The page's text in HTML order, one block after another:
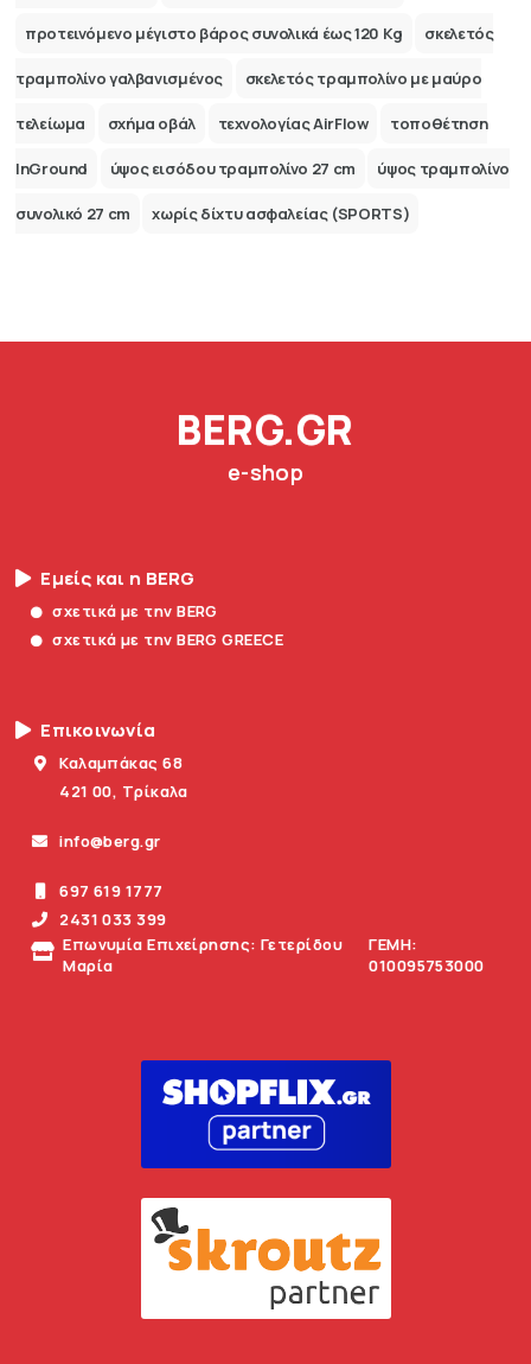
προτεινόμενο μέγιστο βάρος συνολικά έως 120 Kg σκελετός
τραμπολίνο γαλβανισμένος σκελετός τραμπολίνο με μαύρο
τελείωμα σχήμα οβάλ τεχνολογίας AirFlow τοποθέτηση
InGround ύψος εισόδου τραμπολίνο 27 cm ύψος τραμπολίνο
συνολικό 27 cm χωρίς δίχτυ ασφαλείας (SPORTS)
BERG.GR
e-shop
Εμείς και η BERG
σχετικά με την BERG
σχετικά με την BERG GREECE
Επικοινωνία
Καλαμπάκας 68
421 00, Τρίκαλα
info@berg.gr
697 619 1777
2431 033 399
Επωνυμία Επιχείρησης: Γετερίδου
Μαρία
ΓΕΜΗ:
010095753000